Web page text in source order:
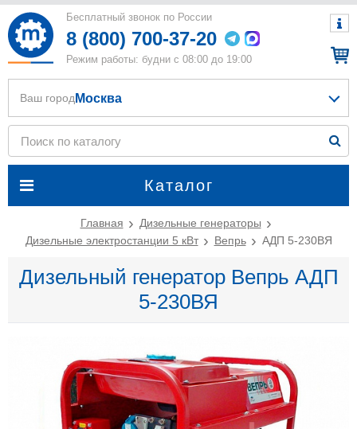
Бесплатный звонок по России
8 (800) 700-37-20
Режим работы: будни с 08:00 до 19:00
Каталог
Ваш город Москва
Главная
Дизельные генераторы
Дизельные электростанции 5 кВт
Вепрь АДП 5-230ВЯ
Дизельный генератор Вепрь АДП
5-230ВЯ